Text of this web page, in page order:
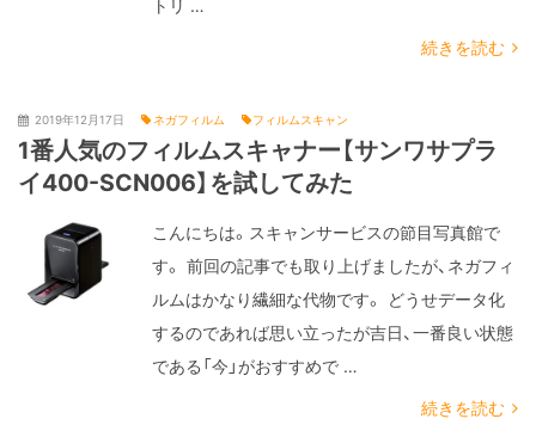
トリ …
続きを読む
2019年12月17日 ネガフィルム フィルムスキャン
1番人気のフィルムスキャナー【サンワサプラ
イ400-SCN006】を試してみた
こんにちは。スキャンサービスの節目写真館で
す。 前回の記事でも取り上げましたが、ネガフィ
ルムはかなり繊細な代物です。 どうせデータ化
するのであれば思い立ったが吉日、一番良い状態
である「今」がおすすめで …
続きを読む